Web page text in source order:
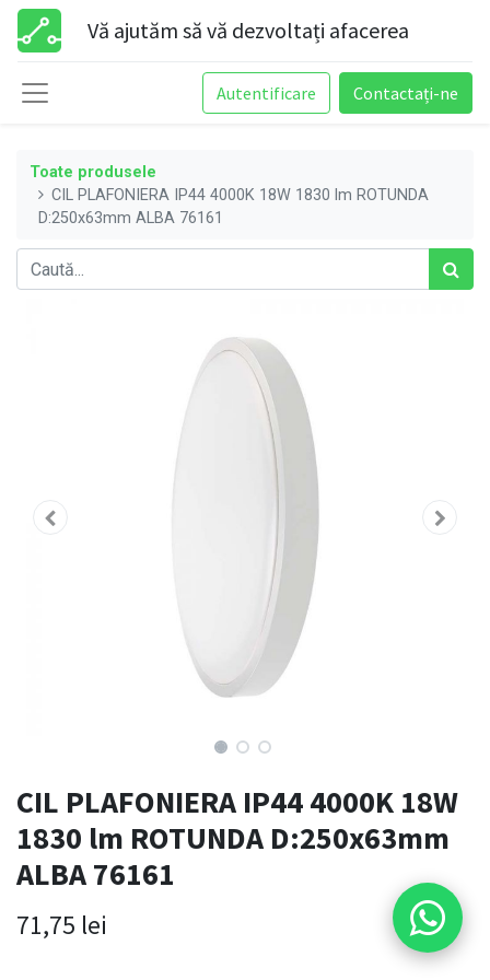
Vă ajutăm să vă dezvoltați afacerea
Autentificare Contactați-ne
Toate produsele
CIL PLAFONIERA IP44 4000K 18W 1830 lm ROTUNDA
D:250x63mm ALBA 76161
CIL PLAFONIERA IP44 4000K 18W
1830 lm ROTUNDA D:250x63mm
ALBA 76161
71,75 lei